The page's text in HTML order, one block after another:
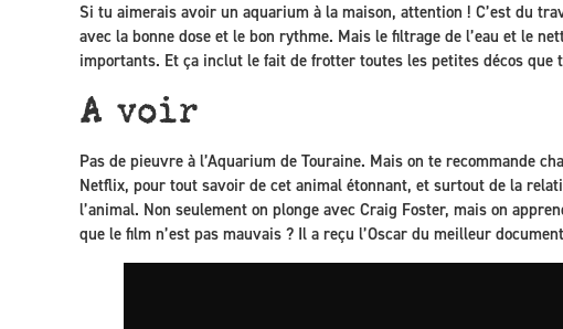
Si tu aimerais avoir un aquarium à la maison, attention ! C’est du
avec la bonne dose et le bon rythme. Mais le filtrage de l’eau et le
importants. Et ça inclut le fait de frotter toutes les petites décos que
A voir
Pas de pieuvre à l’Aquarium de Touraine. Mais on te recommande
Netflix, pour tout savoir de cet animal étonnant, et surtout de la
l’animal. Non seulement on plonge avec Craig Foster, mais on
que le film n’est pas mauvais ? Il a reçu l’Oscar du meilleur